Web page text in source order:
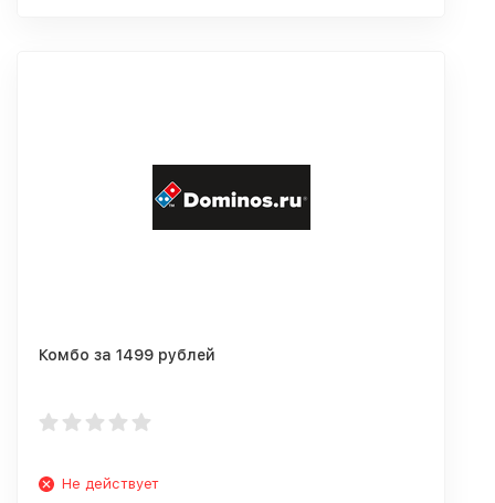
Комбо за 1499 рублей
Не действует